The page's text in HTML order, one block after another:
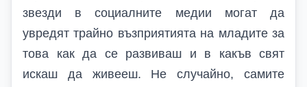
звезди в социалните медии могат да
увредят трайно възприятията на младите за
това как да се развиваш и в какъв свят
искаш да живееш. Не случайно, самите